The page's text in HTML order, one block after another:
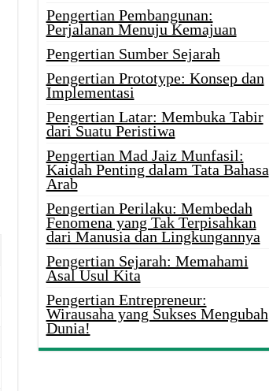
Pengertian Pembangunan:
Perjalanan Menuju Kemajuan
Pengertian Sumber Sejarah
Pengertian Prototype: Konsep dan
Implementasi
Pengertian Latar: Membuka Tabir
dari Suatu Peristiwa
Pengertian Mad Jaiz Munfasil:
Kaidah Penting dalam Tata Bahasa
Arab
Pengertian Perilaku: Membedah
Fenomena yang Tak Terpisahkan
dari Manusia dan Lingkungannya
Pengertian Sejarah: Memahami
Asal Usul Kita
Pengertian Entrepreneur:
Wirausaha yang Sukses Mengubah
Dunia!